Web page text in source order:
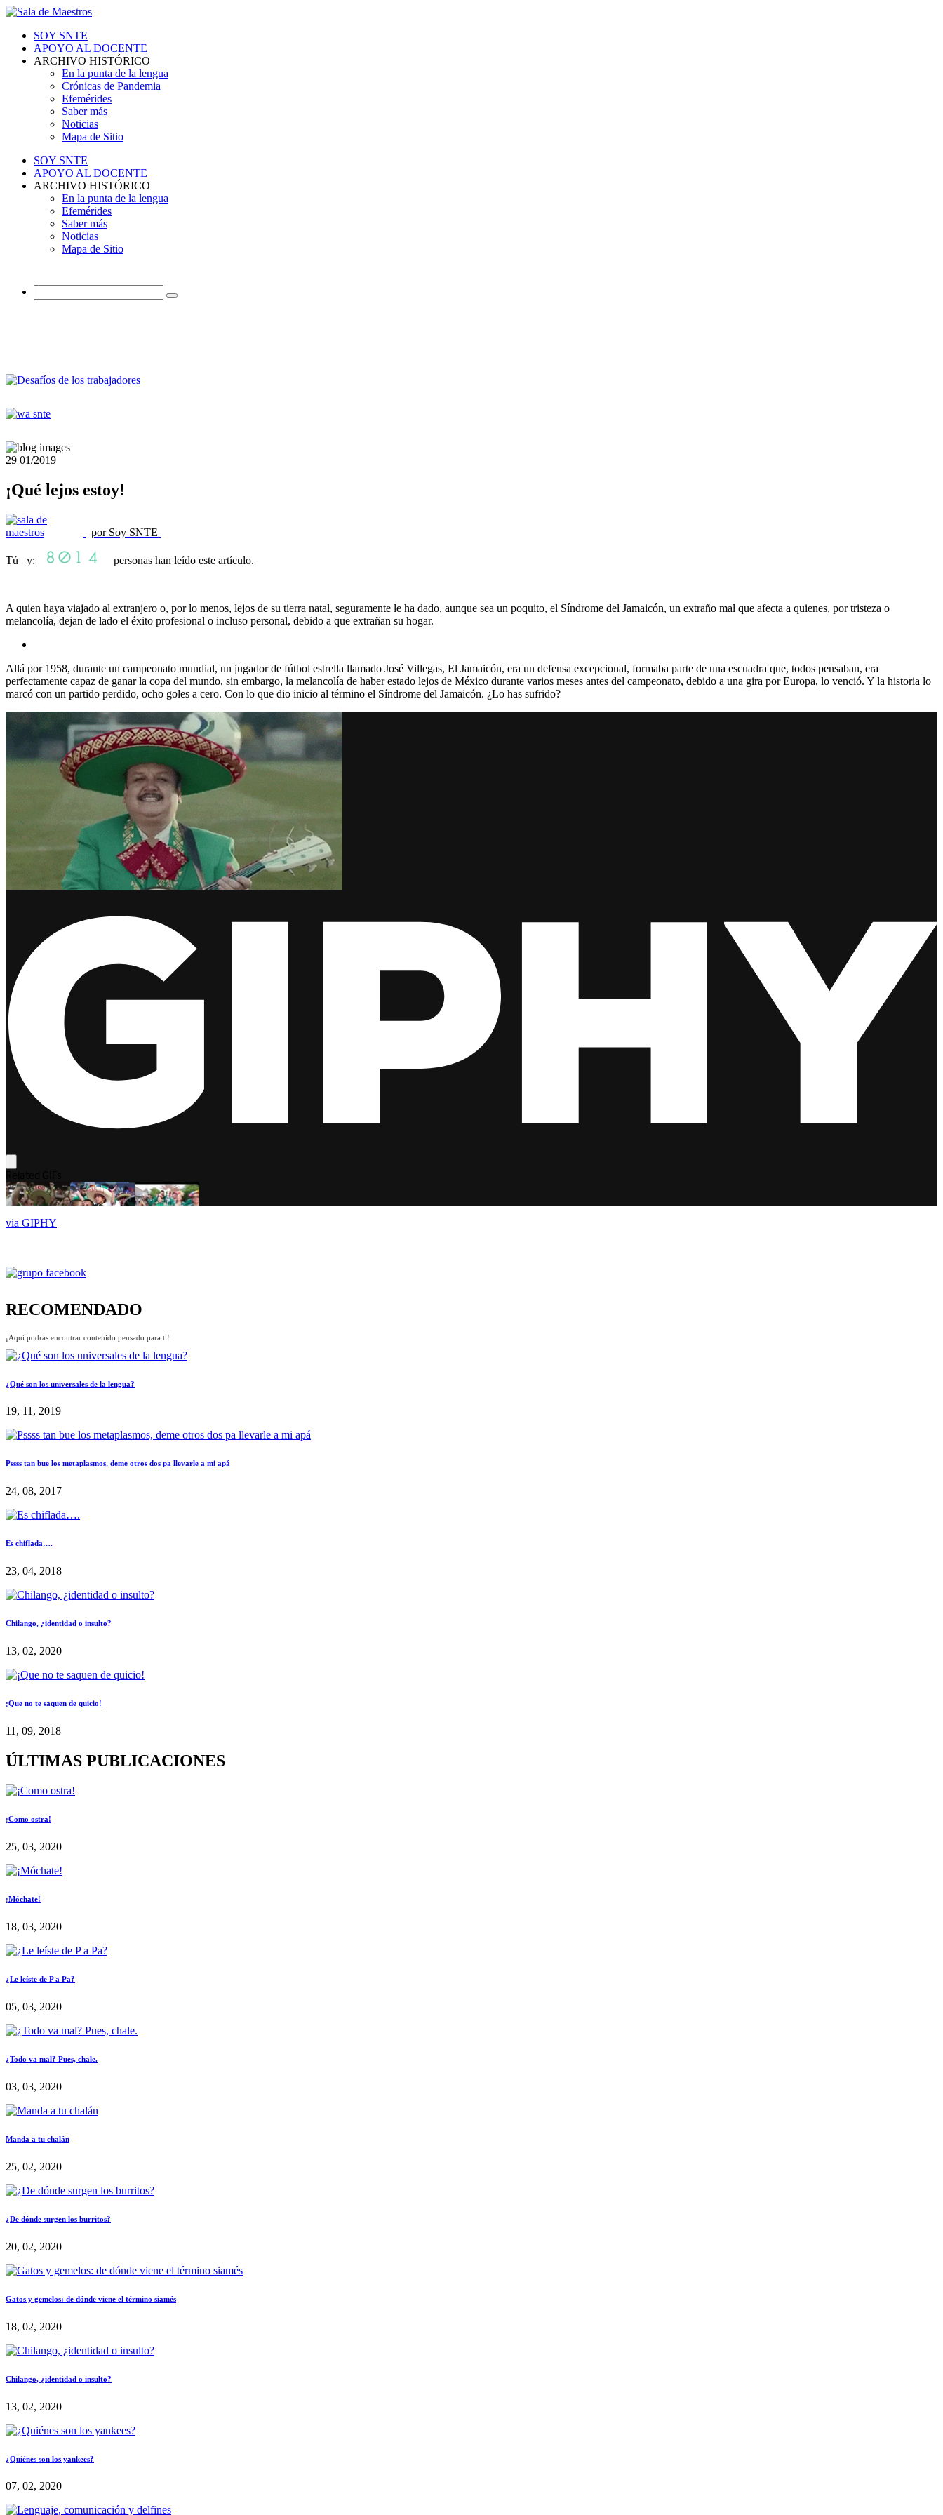
SOY SNTE
APOYO AL DOCENTE
ARCHIVO HISTÓRICO
En la punta de la lengua
Crónicas de Pandemia
Efemérides
Saber más
Noticias
Mapa de Sitio
SOY SNTE
APOYO AL DOCENTE
ARCHIVO HISTÓRICO
En la punta de la lengua
Efemérides
Saber más
Noticias
Mapa de Sitio
29 01/2019
¡Qué lejos estoy!
por Soy SNTE
Tú y: personas han leído este artículo.
A quien haya viajado al extranjero o, por lo menos, lejos de su tierra natal, seguramente le ha dado, aunque sea un poquito, el Síndrome del Jamaicón, un extraño mal que afecta a quienes, por tristeza o
melancolía, dejan de lado el éxito profesional o incluso personal, debido a que extrañan su hogar.
Allá por 1958, durante un campeonato mundial, un jugador de fútbol estrella llamado José Villegas, El Jamaicón, era un defensa excepcional, formaba parte de una escuadra que, todos pensaban, era
perfectamente capaz de ganar la copa del mundo, sin embargo, la melancolía de haber estado lejos de México durante varios meses antes del campeonato, debido a una gira por Europa, lo venció. Y la historia lo
marcó con un partido perdido, ocho goles a cero. Con lo que dio inicio al término el Síndrome del Jamaicón. ¿Lo has sufrido?
via GIPHY
RECOMENDADO
¡Aquí podrás encontrar contenido pensado para ti!
¿Qué son los universales de la lengua?
19, 11, 2019
Pssss tan bue los metaplasmos, deme otros dos pa llevarle a mi apá
24, 08, 2017
Es chiflada….
23, 04, 2018
Chilango, ¿identidad o insulto?
13, 02, 2020
¡Que no te saquen de quicio!
11, 09, 2018
ÚLTIMAS PUBLICACIONES
¡Como ostra!
25, 03, 2020
¡Móchate!
18, 03, 2020
¿Le leíste de P a Pa?
05, 03, 2020
¿Todo va mal? Pues, chale.
03, 03, 2020
Manda a tu chalán
25, 02, 2020
¿De dónde surgen los burritos?
20, 02, 2020
Gatos y gemelos: de dónde viene el término siamés
18, 02, 2020
Chilango, ¿identidad o insulto?
13, 02, 2020
¿Quiénes son los yankees?
07, 02, 2020